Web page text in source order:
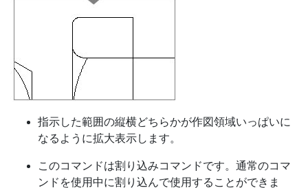
指示した範囲の縦横どちらかが作図領域いっぱいに
なるように拡大表示します。
このコマンドは割り込みコマンドです。通常のコマ
ンドを使用中に割り込んで使用することができま